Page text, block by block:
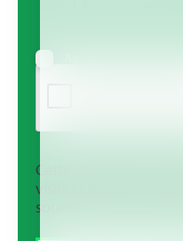
Cette question sert à
visiteur humain ou
soumissions de